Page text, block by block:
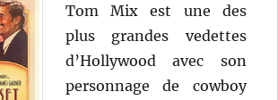
Tom Mix est une des
plus grandes vedettes
d’Hollywood avec son
personnage de cowboy